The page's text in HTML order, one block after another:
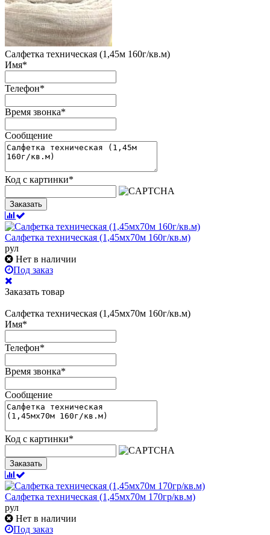
Салфетка техническая (1,45м 160г/кв.м)
Имя*
Телефон*
Время звонка*
Сообщение
Код с картинки*
Заказать
Салфетка техническая (1,45мх70м 160г/кв.м)
рул
Нет в наличии
Под заказ
Заказать товар
Салфетка техническая (1,45мх70м 160г/кв.м)
Имя*
Телефон*
Время звонка*
Сообщение
Код с картинки*
Заказать
Салфетка техническая (1,45мх70м 170гр/кв.м)
рул
Нет в наличии
Под заказ